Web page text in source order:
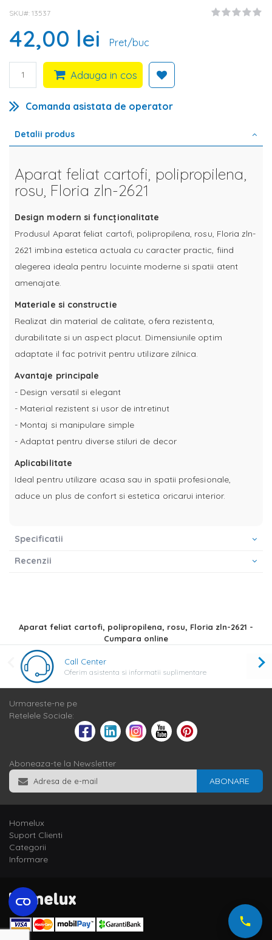
gallery
SKU# 13537
42,00 lei Pret/buc
Adauga in cos
Comanda asistata de operator
Detalii produs
Aparat feliat cartofi, polipropilena,
rosu, Floria zln-2621
Design modern si funcționalitate
Produsul Aparat feliat cartofi, polipropilena, rosu, Floria zln-
2621 imbina estetica actuala cu caracter practic, fiind
alegerea ideala pentru locuinte moderne si spatii atent
amenajate.
Materiale si constructie
Realizat din material de calitate, ofera rezistenta,
durabilitate si un aspect placut. Dimensiunile optim
adaptate il fac potrivit pentru utilizare zilnica.
Avantaje principale
- Design versatil si elegant
- Material rezistent si usor de intretinut
- Montaj si manipulare simple
- Adaptat pentru diverse stiluri de decor
Aplicabilitate
Ideal pentru utilizare acasa sau in spatii profesionale,
aduce un plus de confort si estetica oricarui interior.
Specificatii
Recenzii
Aparat feliat cartofi, polipropilena, rosu, Floria zln-2621 -
Cumpara online
Call Center
Oferim asistenta si informatii suplimentare
Urmareste-ne pe
Retelele Sociale:
Aboneaza-te la Newsletter
ABONARE
Homelux
Suport Clienti
Categorii
Informare